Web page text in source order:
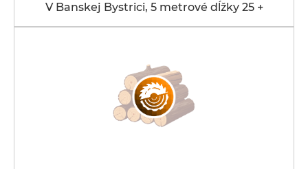
V Banskej Bystrici, 5 metrové dĺžky 25 +